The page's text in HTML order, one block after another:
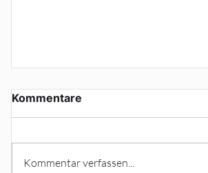
Newsletter
Kommentare
Kommentar verfassen...